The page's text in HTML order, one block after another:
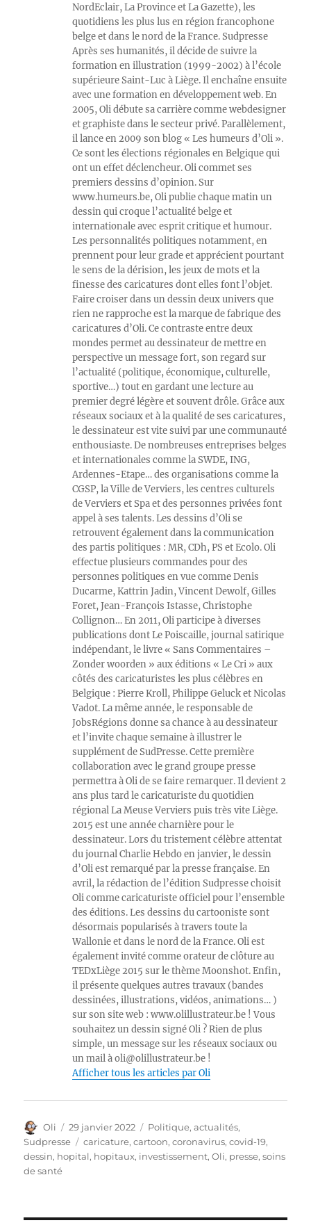
NordEclair, La Province et La Gazette), les
quotidiens les plus lus en région francophone
belge et dans le nord de la France. Sudpresse
Après ses humanités, il décide de suivre la
formation en illustration (1999-2002) à l’école
supérieure Saint-Luc à Liège. Il enchaîne ensuite
avec une formation en développement web. En
2005, Oli débute sa carrière comme webdesigner
et graphiste dans le secteur privé. Parallèlement,
il lance en 2009 son blog « Les humeurs d’Oli ».
Ce sont les élections régionales en Belgique qui
ont un effet déclencheur. Oli commet ses
premiers dessins d’opinion. Sur
www.humeurs.be, Oli publie chaque matin un
dessin qui croque l’actualité belge et
internationale avec esprit critique et humour.
Les personnalités politiques notamment, en
prennent pour leur grade et apprécient pourtant
le sens de la dérision, les jeux de mots et la
finesse des caricatures dont elles font l’objet.
Faire croiser dans un dessin deux univers que
rien ne rapproche est la marque de fabrique des
caricatures d’Oli. Ce contraste entre deux
mondes permet au dessinateur de mettre en
perspective un message fort, son regard sur
l’actualité (politique, économique, culturelle,
sportive…) tout en gardant une lecture au
premier degré légère et souvent drôle. Grâce aux
réseaux sociaux et à la qualité de ses caricatures,
le dessinateur est vite suivi par une communauté
enthousiaste. De nombreuses entreprises belges
et internationales comme la SWDE, ING,
Ardennes-Etape… des organisations comme la
CGSP, la Ville de Verviers, les centres culturels
de Verviers et Spa et des personnes privées font
appel à ses talents. Les dessins d’Oli se
retrouvent également dans la communication
des partis politiques : MR, CDh, PS et Ecolo. Oli
effectue plusieurs commandes pour des
personnes politiques en vue comme Denis
Ducarme, Kattrin Jadin, Vincent Dewolf, Gilles
Foret, Jean-François Istasse, Christophe
Collignon… En 2011, Oli participe à diverses
publications dont Le Poiscaille, journal satirique
indépendant, le livre « Sans Commentaires –
Zonder woorden » aux éditions « Le Cri » aux
côtés des caricaturistes les plus célèbres en
Belgique : Pierre Kroll, Philippe Geluck et Nicolas
Vadot. La même année, le responsable de
JobsRégions donne sa chance à au dessinateur
et l’invite chaque semaine à illustrer le
supplément de SudPresse. Cette première
collaboration avec le grand groupe presse
permettra à Oli de se faire remarquer. Il devient 2
ans plus tard le caricaturiste du quotidien
régional La Meuse Verviers puis très vite Liège.
2015 est une année charnière pour le
dessinateur. Lors du tristement célèbre attentat
du journal Charlie Hebdo en janvier, le dessin
d’Oli est remarqué par la presse française. En
avril, la rédaction de l’édition Sudpresse choisit
Oli comme caricaturiste officiel pour l’ensemble
des éditions. Les dessins du cartooniste sont
désormais popularisés à travers toute la
Wallonie et dans le nord de la France. Oli est
également invité comme orateur de clôture au
TEDxLiège 2015 sur le thème Moonshot. Enfin,
il présente quelques autres travaux (bandes
dessinées, illustrations, vidéos, animations… )
sur son site web : www.olillustrateur.be ! Vous
souhaitez un dessin signé Oli ? Rien de plus
simple, un message sur les réseaux sociaux ou
un mail à oli@olillustrateur.be !
Afficher tous les articles par Oli
Auteur
Oli
Publié
le
29 janvier 2022 Catégories
Politique, actualités,
Sudpresse
Étiquettes
caricature,cartoon,coronavirus,covid-19,
dessin, hopital, hopitaux, investissement,Oli, presse,soins
de santé